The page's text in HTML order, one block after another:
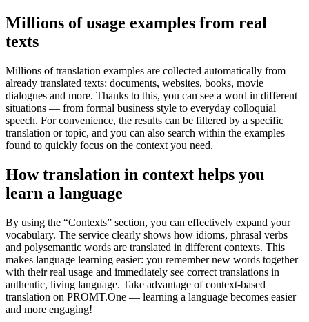
Millions of usage examples from real
texts
Millions of translation examples are collected automatically from
already translated texts: documents, websites, books, movie
dialogues and more. Thanks to this, you can see a word in different
situations — from formal business style to everyday colloquial
speech. For convenience, the results can be filtered by a specific
translation or topic, and you can also search within the examples
found to quickly focus on the context you need.
How translation in context helps you
learn a language
By using the “Contexts” section, you can effectively expand your
vocabulary. The service clearly shows how idioms, phrasal verbs
and polysemantic words are translated in different contexts. This
makes language learning easier: you remember new words together
with their real usage and immediately see correct translations in
authentic, living language. Take advantage of context-based
translation on PROMT.One — learning a language becomes easier
and more engaging!